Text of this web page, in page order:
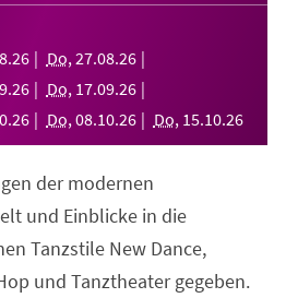
.26 Do, 27.08.26
.26 Do, 17.09.26
.26 Do, 08.10.26 Do, 15.10.26
der modernen
und Einblicke in die
Tanzstile New Dance,
und Tanztheater gegeben.